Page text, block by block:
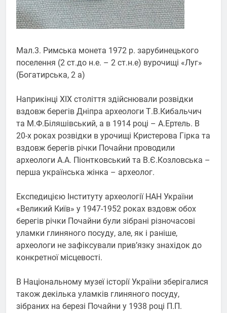
Мал.3. Римська монета 1972 р. зарубинецького
поселення (2 ст.до н.е. – 2 ст.н.е) вурочищі «Луг»
(Богатирська, 2 а)
Наприкінці XIX століття здійснювали розвідки
вздовж берегів Дніпра археологи Т.В.Кибальчич
та М.Ф.Біляшівський, а в 1914 році – А.Ертель. В
20-х роках розвідки в урочищі Кристерова Гірка та
вздовж берегів річки Почайни проводили
археологи А.А. Піонтковський та В.Є.Козловська –
перша українська жінка – археолог.
Експедицією Інституту археології НАН України
«Великий Київ» у 1947-1952 роках вздовж обох
берегів річки Почайни були зібрані різночасові
уламки глиняного посуду, але, як і раніше,
археологи не зафіксували прив’язку знахідок до
конкретної місцевості.
В Національному музеї історії України зберігалися
також декілька уламків глиняного посуду,
зібраних на березі Почайни у 1938 році П.П.